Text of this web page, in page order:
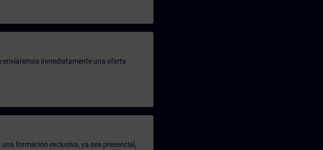
enviaremos inmediatamente una oferta
formación exclusiva, ya sea presencial,